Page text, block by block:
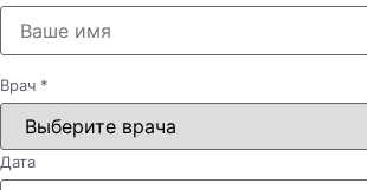
Врач *
Дата